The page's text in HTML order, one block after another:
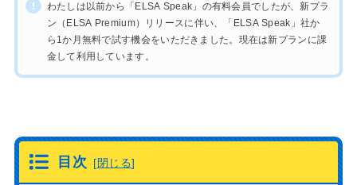
わたしは以前から「ELSA Speak」の有料会員でしたが、新プラ
ン（ELSA Premium）リリースに伴い、「ELSA Speak」社か
ら1か月無料で試す機会をいただきました。現在は新プランに課
金して利用しています。
目次 [閉じる]